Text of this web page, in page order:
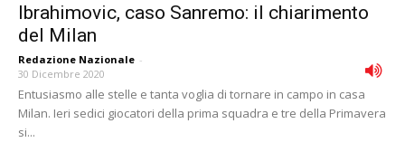
Ibrahimovic, caso Sanremo: il chiarimento
del Milan
Redazione Nazionale -
30 Dicembre 2020
Entusiasmo alle stelle e tanta voglia di tornare in campo in casa
Milan. Ieri sedici giocatori della prima squadra e tre della Primavera
si...